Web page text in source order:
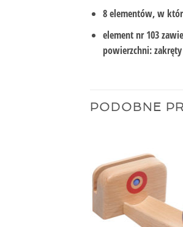
8 elementów, w
element nr 103
powierzchni:
PODOBNE